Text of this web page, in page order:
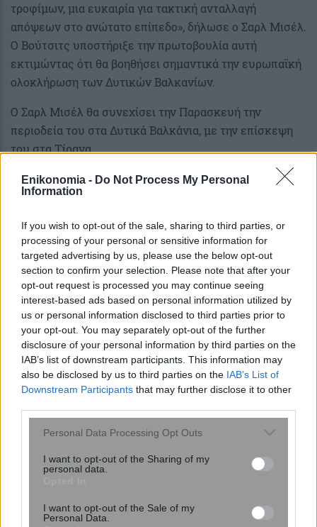
Enikonomia - Do Not Process My Personal
Information
If you wish to opt-out of the sale, sharing to third parties, or
processing of your personal or sensitive information for
targeted advertising by us, please use the below opt-out
section to confirm your selection. Please note that after your
opt-out request is processed you may continue seeing
interest-based ads based on personal information utilized by
us or personal information disclosed to third parties prior to
your opt-out. You may separately opt-out of the further
disclosure of your personal information by third parties on the
IAB’s list of downstream participants. This information may
also be disclosed by us to third parties on the IAB’s List of
Downstream Participants that may further disclose it to other
Please note that this website/app uses one or more Google
not limited to your visit or usage behaviour. You may click to
grant or deny consent to Google and its third-party tags to
consent section.
Personal Data Processing Opt Outs
I want to opt-out of the Sharing of my
personal data.
I want to opt-out of the Sale of my
Personal Data.
τροφίμων, μια ευκαιρία για τακτική ανταλλαγή
απόψεων στο ανώτατο επίπεδο», δήλωσε ο Σαρλ Μισέλ.
Ο Βούτσιτς υποστήριξε την πρωτοβουλία αυτή
εκτιμώντας ότι θα βοηθήσει σημαντικά την ευρωπαϊκή
ολοκλήρωση των Δυτικών Βαλκανίων.
Ο Σαρλ Μισέλ θα συνεχίσει την Παρασκευή την
περιοδεία του στα Δυτικά Βαλκάνια, με την επίσκεψη
του στα Τίρανα.
#ΕΕ- ΕΞΩΤΕΡΙΚΕΣ ΣΧΕΣΕΙΣ #ΕΥΡΩΠΑΪΚΟ ΣΥΜΒΟΥΛΙΟ
Η ΕΥΡΩΠΗ ΣΤΟ ENIKOS # ΚΥΡΩΣΕΙΣ
ΡΩΣΙΑ
ΣΑΡΛ ΜΙΣΕΛ #ΣΕΡΒΙΑ